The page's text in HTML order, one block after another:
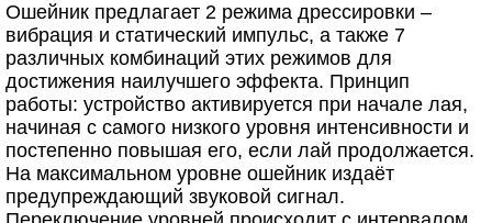
Ошейник предлагает 2 режима дрессировки –
вибрация и статический импульс, а также 7
различных комбинаций этих режимов для
достижения наилучшего эффекта. Принцип
работы: устройство активируется при начале лая,
начиная с самого низкого уровня интенсивности и
постепенно повышая его, если лай продолжается.
На максимальном уровне ошейник издаёт
предупреждающий звуковой сигнал.